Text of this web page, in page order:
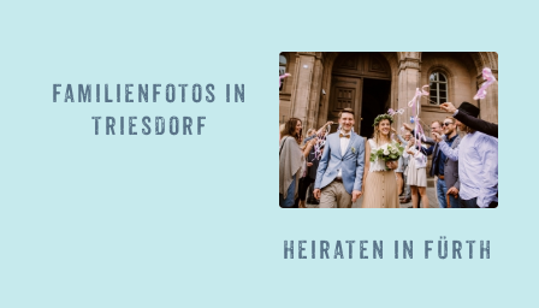
FAMILIENFOTOS IN
TRIESDORF
HEIRATEN IN FÜRTH